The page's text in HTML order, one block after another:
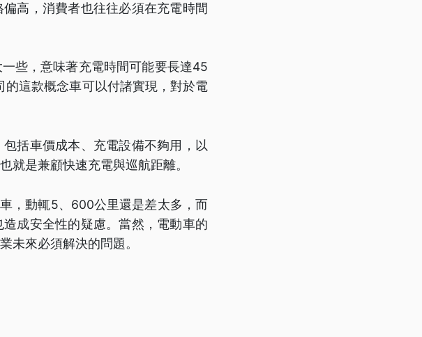
高，消費者也往往必須在充電時間
些，意味著充電時間可能要長達45
這款概念車可以付諸實現，對於電
括車價成本、充電設備不夠用，以
就是兼顧快速充電與巡航距離。
，動輒5、600公里還是差太多，而
成安全性的疑慮。當然，電動車的
未來必須解決的問題。